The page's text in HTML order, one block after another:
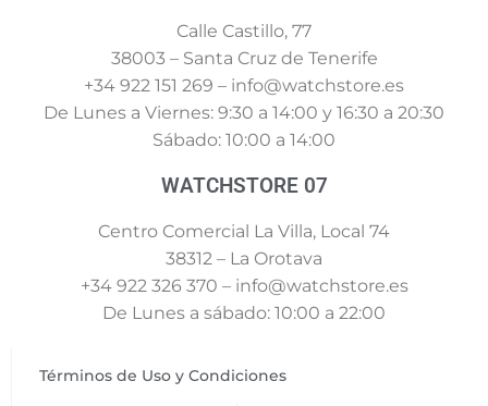
Calle Castillo, 77
38003 – Santa Cruz de Tenerife
+34 922 151 269 – info@watchstore.es
De Lunes a Viernes: 9:30 a 14:00 y 16:30 a 20:30
Sábado: 10:00 a 14:00
WATCHSTORE 07
Centro Comercial La Villa, Local 74
38312 – La Orotava
+34 922 326 370 – info@watchstore.es
De Lunes a sábado: 10:00 a 22:00
Términos de Uso y Condiciones